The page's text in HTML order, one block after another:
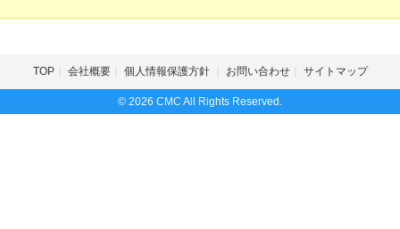
TOP 会社概要 個人情報保護方針 お問い合わせ サイトマップ
© 2026 CMC All Rights Reserved.